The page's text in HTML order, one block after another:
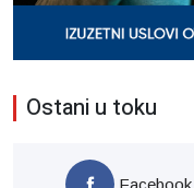
Ostani u toku
Facebook